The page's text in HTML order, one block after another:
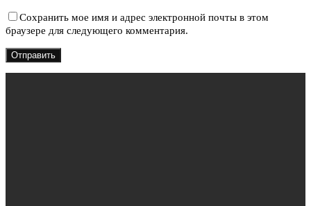
Сохранить мое имя и адрес электронной почты в этом
браузере для следующего комментария.